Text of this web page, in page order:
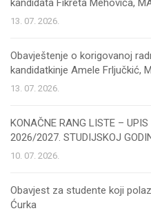
kandidata Fikreta Mehovića,
13. 07. 2026.
Obavještenje o korigovanoj
kandidatkinje Amele Frljučkić,
13. 07. 2026.
KONAČNE RANG LISTE –
2026/2027. STUDIJSKOJ
10. 07. 2026.
Obavjest za studente koji
Ćurka